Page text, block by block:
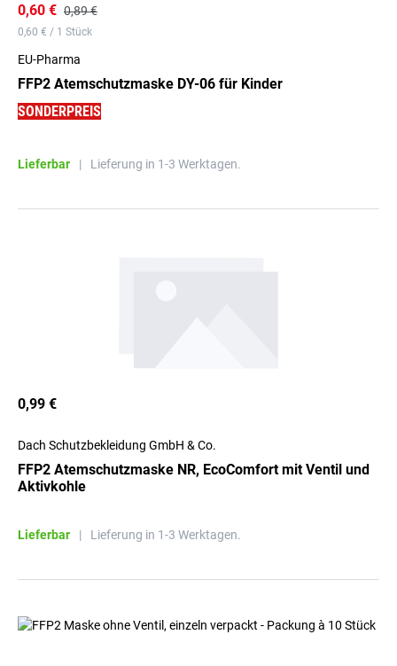
0,60 € 0,89 €
0,60 € / 1 Stück
EU-Pharma
FFP2 Atemschutzmaske DY-06 für Kinder
SONDERPREIS
Lieferbar | Lieferung in 1-3 Werktagen.
0,99 €
Dach Schutzbekleidung GmbH & Co.
FFP2 Atemschutzmaske NR, EcoComfort mit Ventil und
Aktivkohle
Lieferbar | Lieferung in 1-3 Werktagen.